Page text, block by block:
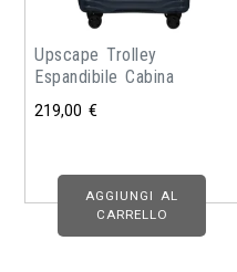
Upscape Trolley
Espandibile Cabina
219,00€
AGGIUNGI AL
CARRELLO